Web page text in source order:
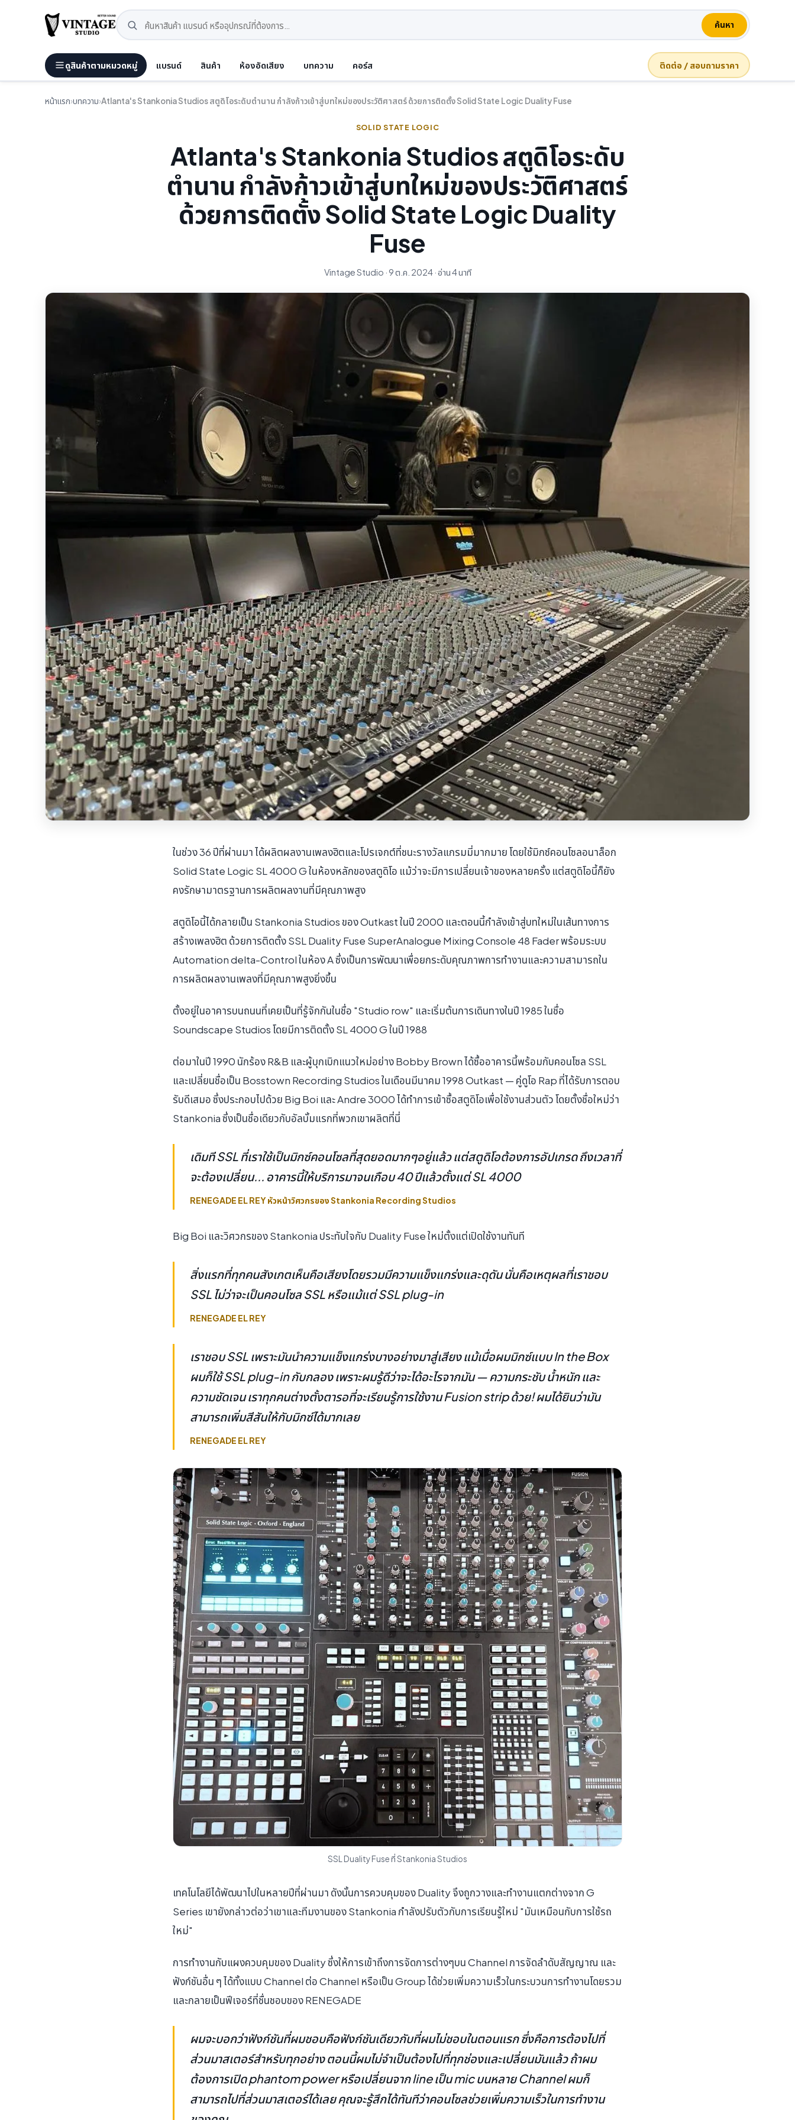
ค้นหา
ดูสินค้าตามหมวดหมู่ แบรนด์ สินค้า ห้องอัดเสียง บทความ คอร์ส ติดต่อ / สอบถามราคา
หน้าแรก›บทความ›Atlanta's Stankonia Studios สตูดิโอระดับตำนาน กำลังก้าวเข้าสู่บทใหม่ของประวัติศาสตร์ ด้วยการติดตั้ง Solid State Logic Duality Fuse
SOLID STATE LOGIC
Atlanta's Stankonia Studios สตูดิโอระดับ
ตำนาน กำลังก้าวเข้าสู่บทใหม่ของประวัติศาสตร์
ด้วยการติดตั้ง Solid State Logic Duality
Fuse
Vintage Studio · 9 ต.ค. 2024 · อ่าน 4 นาที
ในช่วง 36 ปีที่ผ่านมา ได้ผลิตผลงานเพลงฮิตและโปรเจกต์ที่ชนะรางวัลแกรมมี่มากมาย โดยใช้มิกซ์คอนโซลอนาล็อก
Solid State Logic SL 4000 G ในห้องหลักของสตูดิโอ แม้ว่าจะมีการเปลี่ยนเจ้าของหลายครั้ง แต่สตูดิโอนี้ก็ยัง
คงรักษามาตรฐานการผลิตผลงานที่มีคุณภาพสูง
สตูดิโอนี้ได้กลายเป็น Stankonia Studios ของ Outkast ในปี 2000 และตอนนี้กำลังเข้าสู่บทใหม่ในเส้นทางการ
สร้างเพลงฮิต ด้วยการติดตั้ง SSL Duality Fuse SuperAnalogue Mixing Console 48 Fader พร้อมระบบ
Automation delta-Control ในห้อง A ซึ่งเป็นการพัฒนาเพื่อยกระดับคุณภาพการทำงานและความสามารถใน
การผลิตผลงานเพลงที่มีคุณภาพสูงยิ่งขึ้น
ตั้งอยู่ในอาคารบนถนนที่เคยเป็นที่รู้จักกันในชื่อ "Studio row" และเริ่มต้นการเดินทางในปี 1985 ในชื่อ
Soundscape Studios โดยมีการติดตั้ง SL 4000 G ในปี 1988
ต่อมาในปี 1990 นักร้อง R&B และผู้บุกเบิกแนวใหม่อย่าง Bobby Brown ได้ซื้ออาคารนี้พร้อมกับคอนโซล SSL
และเปลี่ยนชื่อเป็น Bosstown Recording Studios ในเดือนมีนาคม 1998 Outkast — คู่ดูโอ Rap ที่ได้รับการตอบ
รับดีเสมอ ซึ่งประกอบไปด้วย Big Boi และ Andre 3000 ได้ทำการเข้าซื้อสตูดิโอเพื่อใช้งานส่วนตัว โดยตั้งชื่อใหม่ว่า
Stankonia ซึ่งเป็นชื่อเดียวกับอัลบั้มแรกที่พวกเขาผลิตที่นี่
เดิมที SSL ที่เราใช้เป็นมิกซ์คอนโซลที่สุดยอดมากๆอยู่แล้ว แต่สตูดิโอต้องการอัปเกรด ถึงเวลาที่
จะต้องเปลี่ยน... อาคารนี้ให้บริการมาจนเกือบ 40 ปีแล้วตั้งแต่ SL 4000
RENEGADE EL REY หัวหน้าวิศวกรของ Stankonia Recording Studios
Big Boi และวิศวกรของ Stankonia ประทับใจกับ Duality Fuse ใหม่ตั้งแต่เปิดใช้งานทันที
สิ่งแรกที่ทุกคนสังเกตเห็นคือเสียงโดยรวมมีความแข็งแกร่งและดุดัน นั่นคือเหตุผลที่เราชอบ
SSL ไม่ว่าจะเป็นคอนโซล SSL หรือแม้แต่ SSL plug-in
RENEGADE EL REY
เราชอบ SSL เพราะมันนำความแข็งแกร่งบางอย่างมาสู่เสียง แม้เมื่อผมมิกซ์แบบ In the Box
ผมก็ใช้ SSL plug-in กับกลอง เพราะผมรู้ดีว่าจะได้อะไรจากมัน — ความกระชับ น้ำหนัก และ
ความชัดเจน เราทุกคนต่างตั้งตารอที่จะเรียนรู้การใช้งาน Fusion strip ด้วย! ผมได้ยินว่ามัน
สามารถเพิ่มสีสันให้กับมิกซ์ได้มากเลย
RENEGADE EL REY
SSL Duality Fuse ที่ Stankonia Studios
เทคโนโลยีได้พัฒนาไปในหลายปีที่ผ่านมา ดังนั้นการควบคุมของ Duality จึงถูกวางและทำงานแตกต่างจาก G
Series เขายังกล่าวต่อว่าเขาและทีมงานของ Stankonia กำลังปรับตัวกับการเรียนรู้ใหม่ "มันเหมือนกับการใช้รถ
ใหม่"
การทำงานกับแผงควบคุมของ Duality ซึ่งให้การเข้าถึงการจัดการต่างๆบน Channel การจัดลำดับสัญญาณ และ
ฟังก์ชันอื่น ๆ ได้ทั้งแบบ Channel ต่อ Channel หรือเป็น Group ได้ช่วยเพิ่มความเร็วในกระบวนการทำงานโดยรวม
และกลายเป็นฟีเจอร์ที่ชื่นชอบของ RENEGADE
ผมจะบอกว่าฟังก์ชันที่ผมชอบคือฟังก์ชันเดียวกับที่ผมไม่ชอบในตอนแรก ซึ่งคือการต้องไปที่
ส่วนมาสเตอร์สำหรับทุกอย่าง ตอนนี้ผมไม่จำเป็นต้องไปที่ทุกช่องและเปลี่ยนมันแล้ว ถ้าผม
ต้องการเปิด phantom power หรือเปลี่ยนจาก line เป็น mic บนหลาย Channel ผมก็
สามารถไปที่ส่วนมาสเตอร์ได้เลย คุณจะรู้สึกได้ทันทีว่าคอนโซลช่วยเพิ่มความเร็วในการทำงาน